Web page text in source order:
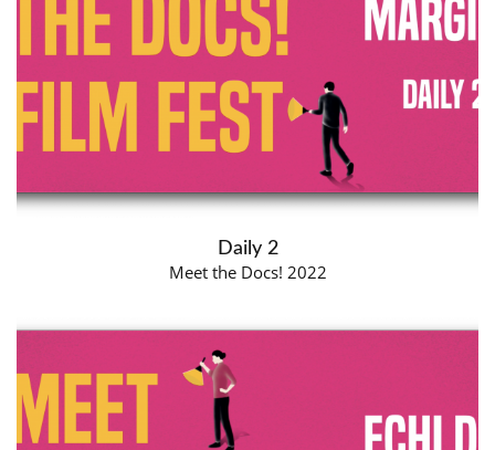
Daily 2
Meet the Docs! 2022